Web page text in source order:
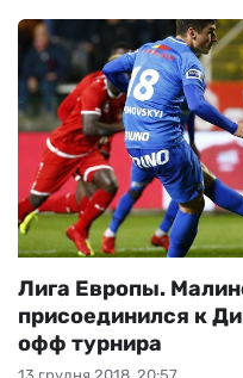
Лига Европы.
присоединился к
офф турнира